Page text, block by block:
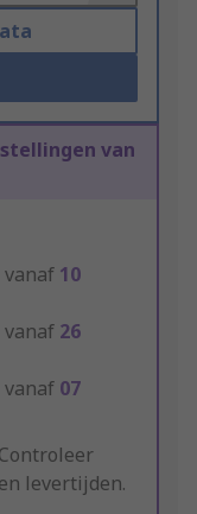
van
vanaf 10
vanaf 26
vanaf 07
levertijden.